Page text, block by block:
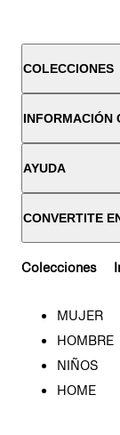
COLECCIONES
INFORMACIÓN
AYUDA
CONVERTITE
Colecciones
MUJER
HOMBRE
NIÑOS
HOME